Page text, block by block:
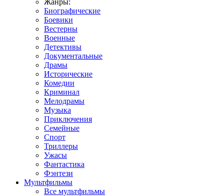
Жанры:
Биографические
Боевики
Вестерны
Военные
Детективы
Документальные
Драмы
Исторические
Комедии
Криминал
Мелодрамы
Музыка
Приключения
Семейные
Спорт
Триллеры
Ужасы
Фантастика
Фэнтези
Мультфильмы
Все мультфильмы